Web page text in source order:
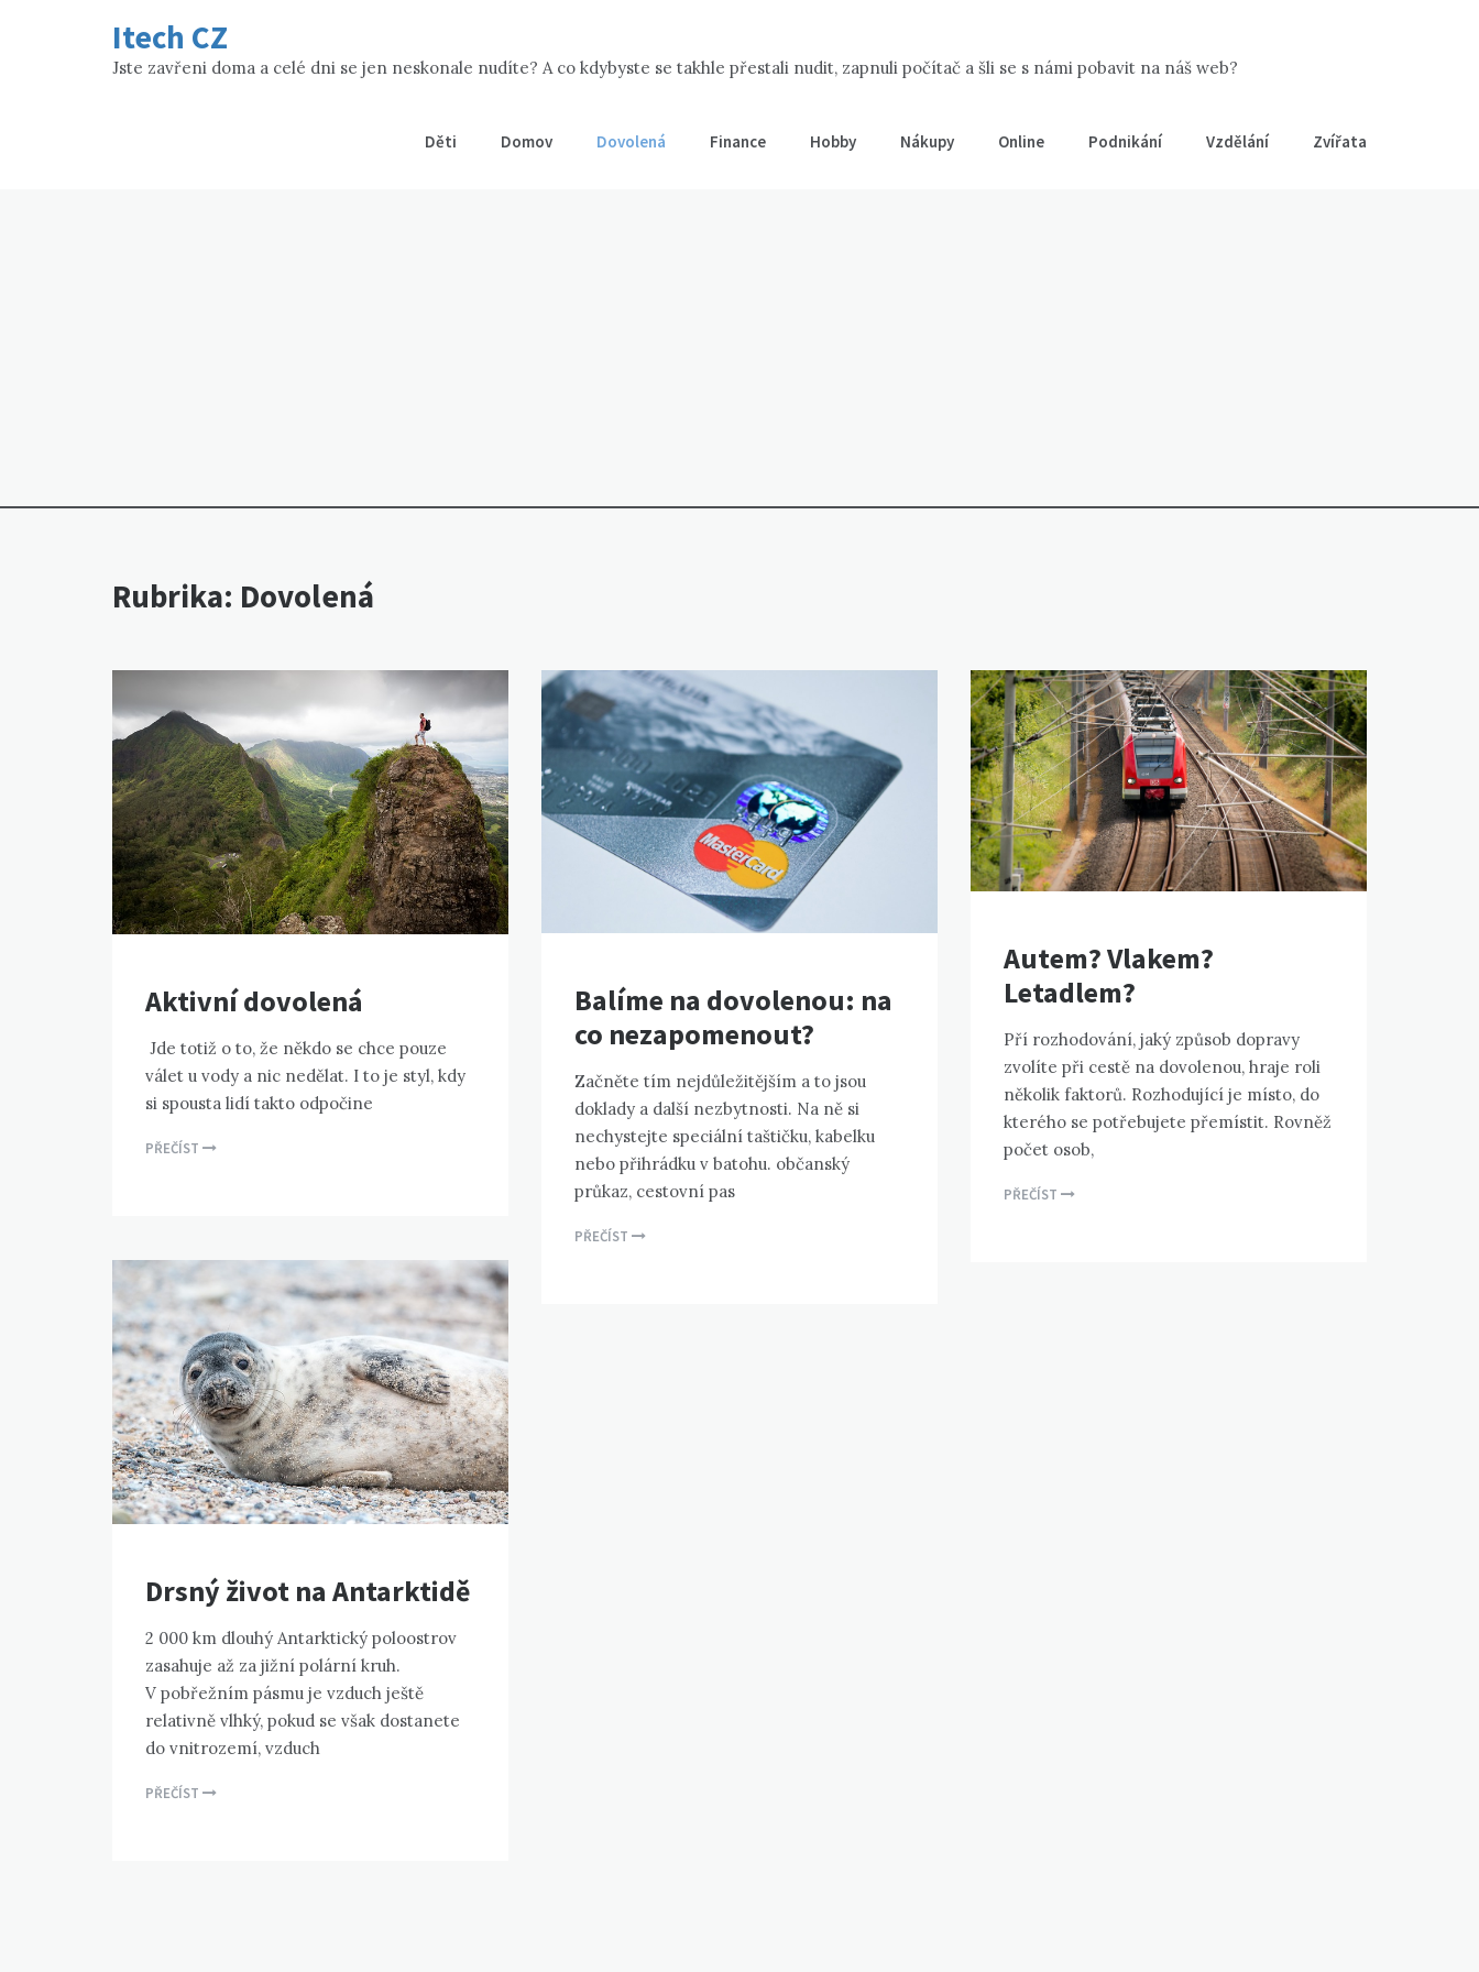
Itech CZ
Jste zavřeni doma a celé dni se jen neskonale nudíte? A co kdybyste se takhle přestali nudit, zapnuli počítač a šli se s námi pobavit na náš web?
Děti Domov Dovolená Finance Hobby Nákupy Online Podnikání Vzdělání Zvířata
Rubrika: Dovolená
Aktivní dovolená
Jde totiž o to, že někdo se chce pouze
válet u vody a nic nedělat. I to je styl, kdy
si spousta lidí takto odpočine
PŘEČÍST
Balíme na dovolenou: na
co nezapomenout?
Začněte tím nejdůležitějším a to jsou
doklady a další nezbytnosti. Na ně si
nechystejte speciální taštičku, kabelku
nebo přihrádku v batohu. občanský
průkaz, cestovní pas
PŘEČÍST
Autem? Vlakem?
Letadlem?
Pří rozhodování, jaký způsob dopravy
zvolíte při cestě na dovolenou, hraje roli
několik faktorů. Rozhodující je místo, do
kterého se potřebujete přemístit. Rovněž
počet osob,
PŘEČÍST
Drsný život na Antarktidě
2 000 km dlouhý Antarktický poloostrov
zasahuje až za jižní polární kruh.
V pobřežním pásmu je vzduch ještě
relativně vlhký, pokud se však dostanete
do vnitrozemí, vzduch
PŘEČÍST